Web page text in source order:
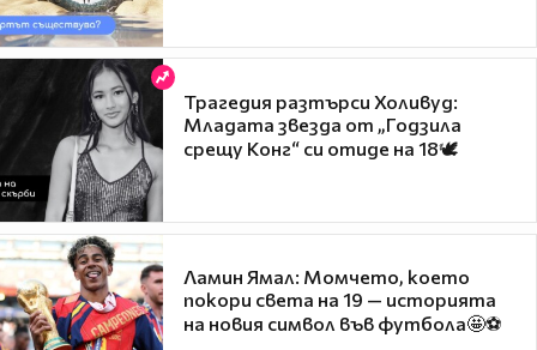
Трагедия разтърси Холивуд:
Младата звезда от „Годзила
срещу Конг“ си отиде на 18🕊️
Ламин Ямал: Момчето, което
покори света на 19 — историята
на новия символ във футбола🤩⚽